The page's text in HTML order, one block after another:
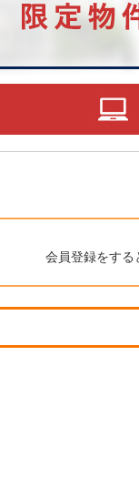
会員登録をする